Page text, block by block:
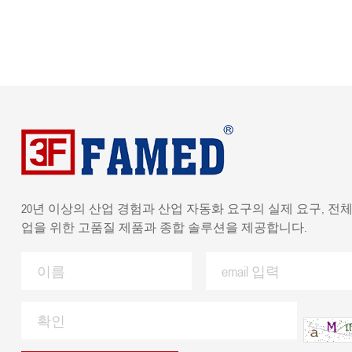
20년 이상의 산업 경험과 산업 자동화 요구의 실제 요구, 전
업을 위한 고품질 제품과 종합 솔루션을 제공합니다.